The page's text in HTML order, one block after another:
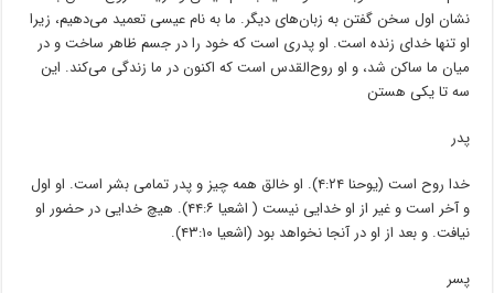
نشان اول سخن گفتن به زبان‌های دیگر. ما به نام عیسی تعمید می‌دهیم، زیرا
او تنها خدای زنده است. او پدری است که خود را در جسم ظاهر ساخت و در
میان ما ساکن شد، و او روح‌القدس است که اکنون در ما زندگی می‌کند. این
سه تا یکی هستن
پدر
خدا روح است (یوحنا ۴:۲۴). او خالق همه چیز و پدر تمامی بشر است. او اول
و ﺁخر است و غیر از او خدایی نیست ( اشعیا ۴۴:۶). هیچ خدایی در حضور او
نیافت. و بعد از او در ﺁنجا نخواهد بود (اشعیا ۴۳:۱۰).
پسر